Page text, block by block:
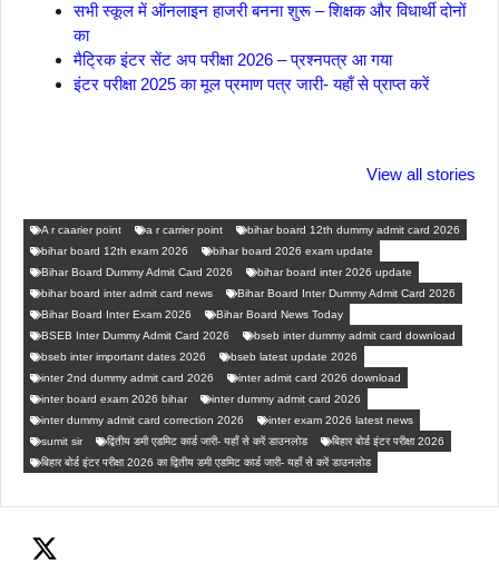
सभी स्कूल में ऑनलाइन हाजरी बनना शुरू – शिक्षक और विधार्थी दोनों
का
मैट्रिक इंटर सेंट अप परीक्षा 2026 – प्रश्नपत्र आ गया
इंटर परीक्षा 2025 का मूल प्रमाण पत्र जारी- यहाँ से प्राप्त करें
View all stories
पिने के फायदे
A r caarier point a r carrier point
bihar board 12th dummy admit card 2026
bihar board 12th exam 2026
bihar board 2026 exam update
Bihar Board Dummy Admit Card 2026
bihar board inter 2026 update
bihar board inter admit card news
Bihar Board Inter Dummy Admit Card 2026
Bihar Board Inter Exam 2026
Bihar Board News Today
BSEB Inter Dummy Admit Card 2026
bseb inter dummy admit card download
bseb inter important dates 2026
bseb latest update 2026
inter 2nd dummy admit card 2026
inter admit card 2026 download
inter board exam 2026 bihar
inter dummy admit card 2026
inter dummy admit card correction 2026
inter exam 2026 latest news
sumit sir
द्वितीय डमी एडमिट कार्ड जारी- यहाँ से करें डाउनलोड
बिहार बोर्ड इंटर परीक्षा 2026
बिहार बोर्ड इंटर परीक्षा 2026 का द्वितीय डमी एडमिट कार्ड जारी- यहाँ से करें डाउनलोड